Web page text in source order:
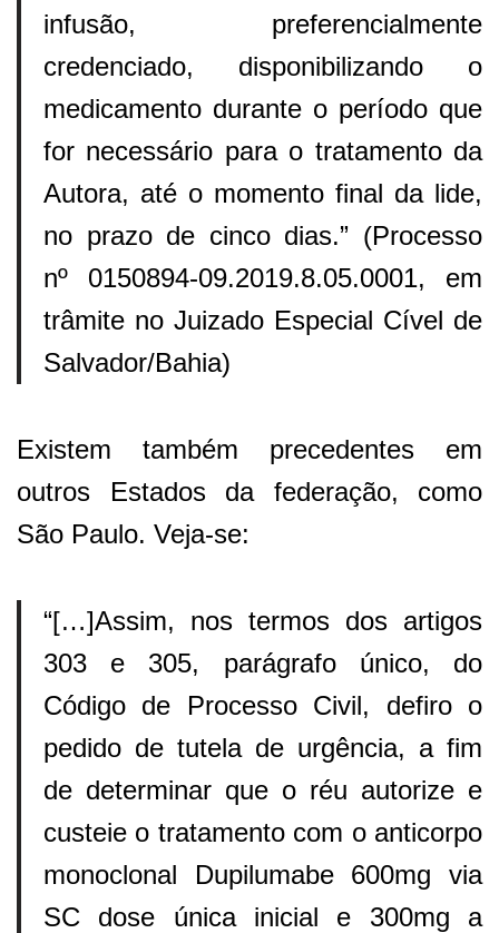
infusão, preferencialmente
credenciado, disponibilizando o
medicamento durante o período que
for necessário para o tratamento da
Autora, até o momento final da lide,
no prazo de cinco dias.” (Processo
nº 0150894-09.2019.8.05.0001, em
trâmite no Juizado Especial Cível de
Salvador/Bahia)
Existem também precedentes em
outros Estados da federação, como
São Paulo. Veja-se:
“[…]Assim, nos termos dos artigos
303 e 305, parágrafo único, do
Código de Processo Civil, defiro o
pedido de tutela de urgência, a fim
de determinar que o réu autorize e
custeie o tratamento com o anticorpo
monoclonal Dupilumabe 600mg via
SC dose única inicial e 300mg a